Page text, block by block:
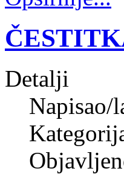
Detalji
Napisao/